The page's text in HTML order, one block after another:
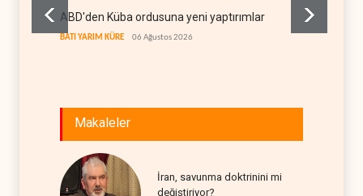
ABD'den Küba ordusuna yeni yaptırımlar
BATI YARIM KÜRE 06 Ağustos 2026
Makaleler
İran, savunma doktrinini mi
değiştiriyor?